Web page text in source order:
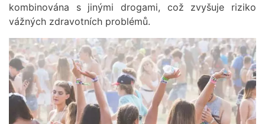
kombinována s jinými drogami, což zvyšuje riziko
vážných zdravotních problémů.
Obrázek